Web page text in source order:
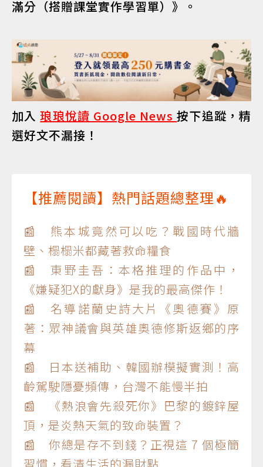
滿分（搭贈課堂實作學習單）》。
加入琅琅悅讀 Google News按下追蹤，精
選好文不漏接！
【推薦閱讀】熱門話題總整理🔥
📰 熊本城竟然可以吃？戰國時代牆
壁、榻榻米都藏著救命糧食
📰 東野圭吾：本格推理的作品中，
《嫌疑犯X的獻身》是我的最高傑作！
📰 名導諾蘭史詩大片《奧德賽》原
著：眾神議會與英雄奧德修斯返鄉的序
幕
📰 日本送補助、韓國辦模擬實測！高
齡駕駛隱憂頻傳，台灣不能慢半拍
📰 《熱浪會先殺死你》巴黎的鍍鋅屋
頂，是炎熱天氣的致命裝置？
📰 你總是存不到錢？正視這 7 個極簡